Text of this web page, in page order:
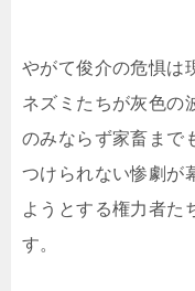
やがて俊介の危惧は
ネズミたちが灰色の
のみならず家畜まで
つけられない惨劇が
ようとする権力者た
す。